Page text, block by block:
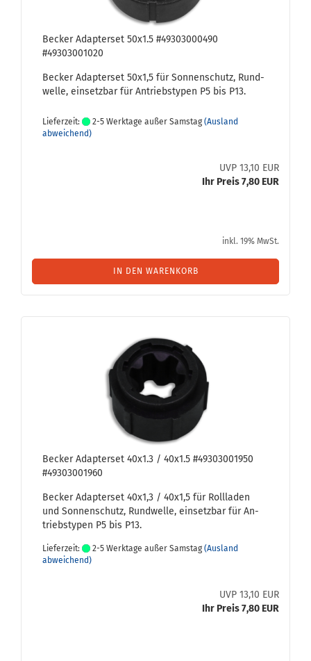
Be­cker Ad­ap­ter­set 50x1.5 #49303000490
#49303001020
Be­cker Ad­ap­ter­set 50x1,5 für Son­nen­schutz, Rund­
wel­le, ein­setz­bar für An­triebs­ty­pen P5 bis P13.
Lieferzeit: 2-5 Werktage außer Samstag (Ausland
abweichend)
UVP 13,10 EUR
Ihr Preis 7,80 EUR
inkl. 19% MwSt.
IN DEN WARENKORB
Be­cker Ad­ap­ter­set 40x1.3 / 40x1.5 #49303001950
#49303001960
Be­cker Ad­ap­ter­set 40x1,3 / 40x1,5 für Roll­la­den
und Son­nen­schutz, Rund­wel­le, ein­setz­bar für An­
triebs­ty­pen P5 bis P13.
Lieferzeit: 2-5 Werktage außer Samstag (Ausland
abweichend)
UVP 13,10 EUR
Ihr Preis 7,80 EUR